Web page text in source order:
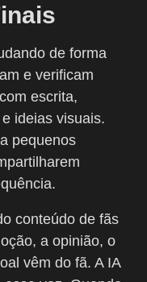
de forma
e verificam
escrita,
ideias visuais.
pequenos
conteúdo de fãs
a opinião, o
vêm do fã. A IA